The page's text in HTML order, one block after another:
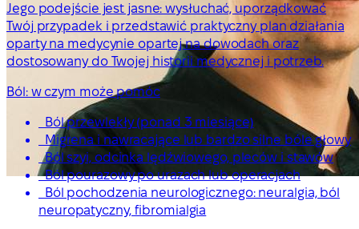
Jego podejście jest jasne: wysłuchać, uporządkować
Twój przypadek i przedstawić praktyczny plan działania
oparty na medycynie opartej na dowodach oraz
dostosowany do Twojej historii medycznej i potrzeb.
Ból: w czym może pomóc
Ból przewlekły (ponad 3 miesiące)
Migrena i nawracające lub bardzo silne bóle głowy
Ból szyi, odcinka lędźwiowego, pleców i stawów
Ból pourazowy po urazach lub operacjach
Ból pochodzenia neurologicznego: neuralgia, ból
neuropatyczny, fibromialgia